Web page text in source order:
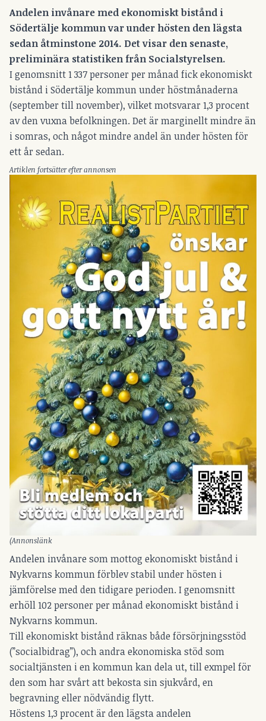
Andelen invånare med ekonomiskt bistånd i
Södertälje kommun var under hösten den lägsta
sedan åtminstone 2014. Det visar den senaste,
preliminära statistiken från Socialstyrelsen.
I genomsnitt 1 337 personer per månad fick ekonomiskt
bistånd i Södertälje kommun under höstmånaderna
(september till november), vilket motsvarar 1,3 procent
av den vuxna befolkningen. Det är marginellt mindre än
i somras, och något mindre andel än under hösten för
ett år sedan.
Artiklen fortsätter efter annonsen
(Annonslänk
Andelen invånare som mottog ekonomiskt bistånd i
Nykvarns kommun förblev stabil under hösten i
jämförelse med den tidigare perioden. I genomsnitt
erhöll 102 personer per månad ekonomiskt bistånd i
Nykvarns kommun.
Till ekonomiskt bistånd räknas både försörjningsstöd
(”socialbidrag”), och andra ekonomiska stöd som
socialtjänsten i en kommun kan dela ut, till exmpel för
den som har svårt att bekosta sin sjukvård, en
begravning eller nödvändig flytt.
Höstens 1,3 procent är den lägsta andelen